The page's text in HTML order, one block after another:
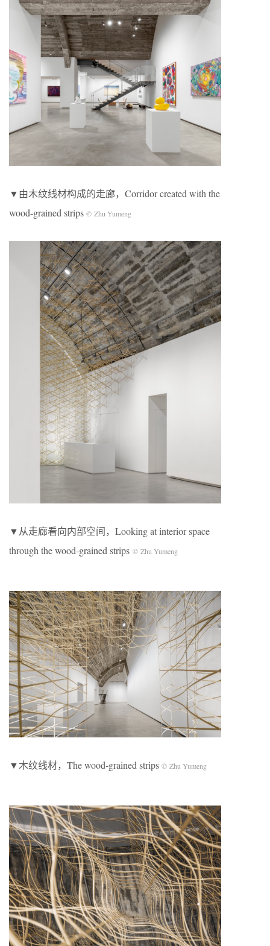
▼由木纹线材构成的走廊，Corridor created with the
wood-grained strips © Zhu Yumeng
▼从走廊看向内部空间，Looking at interior space
through the wood-grained strips © Zhu Yumeng
▼木纹线材，The wood-grained strips © Zhu Yumeng